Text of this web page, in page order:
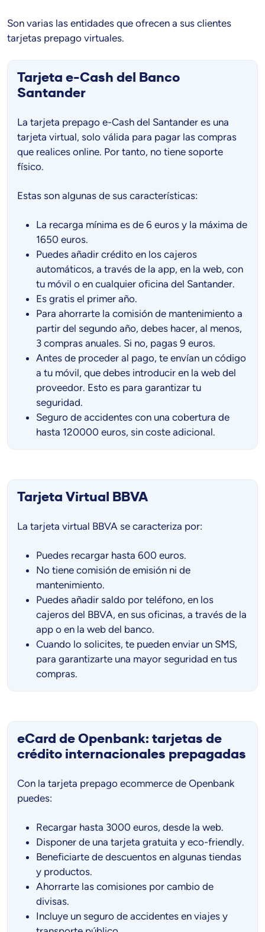
Son varias las entidades que ofrecen a sus clientes
tarjetas prepago virtuales.
Tarjeta e-Cash del Banco
Santander
La tarjeta prepago e-Cash del Santander es una
tarjeta virtual, solo válida para pagar las compras
que realices online. Por tanto, no tiene soporte
físico.
Estas son algunas de sus características:
La recarga mínima es de 6 euros y la máxima de
1650 euros.
Puedes añadir crédito en los cajeros
automáticos, a través de la app, en la web, con
tu móvil o en cualquier oficina del Santander.
Es gratis el primer año.
Para ahorrarte la comisión de mantenimiento a
partir del segundo año, debes hacer, al menos,
3 compras anuales. Si no, pagas 9 euros.
Antes de proceder al pago, te envían un código
a tu móvil, que debes introducir en la web del
proveedor. Esto es para garantizar tu
seguridad.
Seguro de accidentes con una cobertura de
hasta 120000 euros, sin coste adicional.
Tarjeta Virtual BBVA
La tarjeta virtual BBVA se caracteriza por:
Puedes recargar hasta 600 euros.
No tiene comisión de emisión ni de
mantenimiento.
Puedes añadir saldo por teléfono, en los
cajeros del BBVA, en sus oficinas, a través de la
app o en la web del banco.
Cuando lo solicites, te pueden enviar un SMS,
para garantizarte una mayor seguridad en tus
compras.
eCard de Openbank: tarjetas de
crédito internacionales prepagadas
Con la tarjeta prepago ecommerce de Openbank
puedes:
Recargar hasta 3000 euros, desde la web.
Disponer de una tarjeta gratuita y eco-friendly.
Beneficiarte de descuentos en algunas tiendas
y productos.
Ahorrarte las comisiones por cambio de
divisas.
Incluye un seguro de accidentes en viajes y